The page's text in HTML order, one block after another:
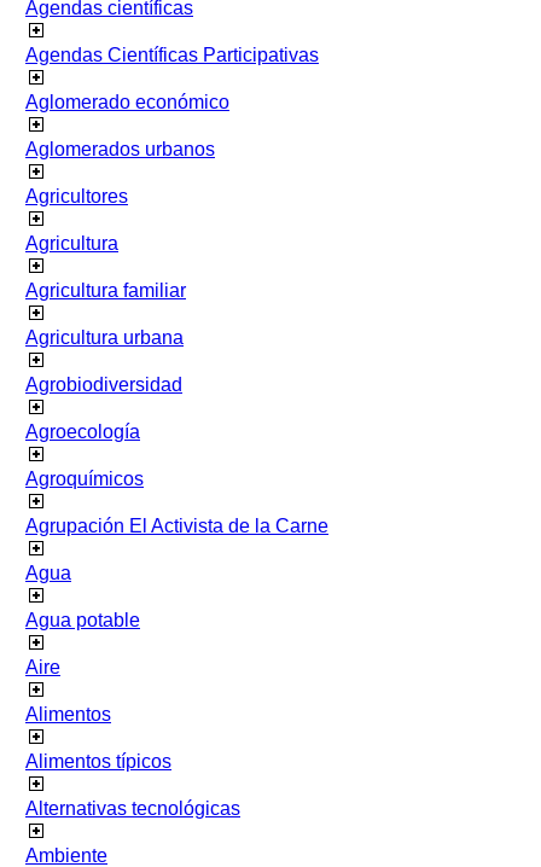
Agendas científicas
Agendas Científicas Participativas
Aglomerado económico
Aglomerados urbanos
Agricultores
Agricultura
Agricultura familiar
Agricultura urbana
Agrobiodiversidad
Agroecología
Agroquímicos
Agrupación El Activista de la Carne
Agua
Agua potable
Aire
Alimentos
Alimentos típicos
Alternativas tecnológicas
Ambiente